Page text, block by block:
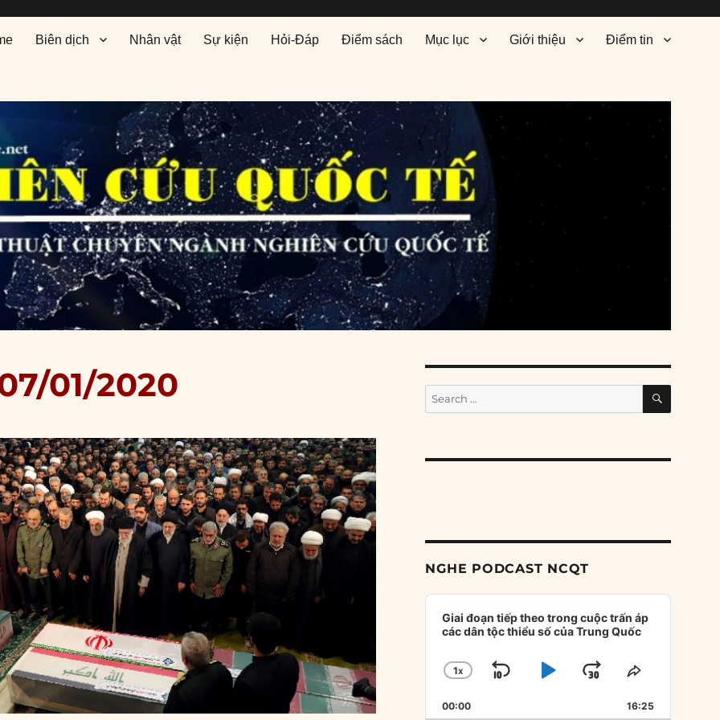
Biên dịch Nhân vật Sự kiện Hỏi-Đáp Điểm sách Mục lục Giới thiệu Điểm tin
01/2020
Search
for:
SEARCH
NGHE PODCAST NCQT
Audio
Player
Giai đoạn tiếp theo trong cuộc trấn áp
các dân tộc thiểu số của Trung Quốc
CHANGE
RATE
1X
SKIP
BACKWARD
PLAYJUMP
FORWARD
SHARE
EPISODE
00:00 16:25